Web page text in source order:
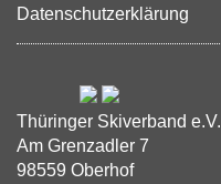
Datenschutzerklärung
Thüringer Skiverband e.V.
Am Grenzadler 7
98559 Oberhof